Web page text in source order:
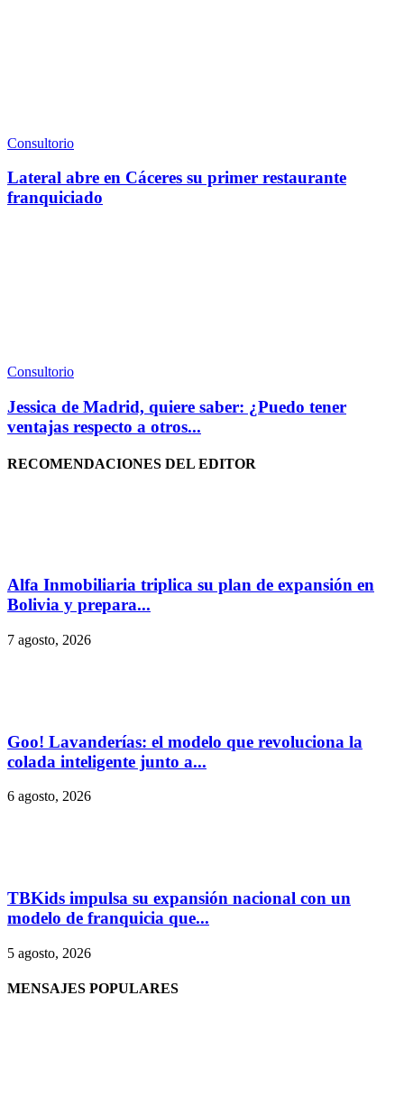
Consultorio
Lateral abre en Cáceres su primer restaurante
franquiciado
Consultorio
Jessica de Madrid, quiere saber: ¿Puedo tener
ventajas respecto a otros...
RECOMENDACIONES DEL EDITOR
Alfa Inmobiliaria triplica su plan de expansión en
Bolivia y prepara...
7 agosto, 2026
Goo! Lavanderías: el modelo que revoluciona la
colada inteligente junto a...
6 agosto, 2026
TBKids impulsa su expansión nacional con un
modelo de franquicia que...
5 agosto, 2026
MENSAJES POPULARES